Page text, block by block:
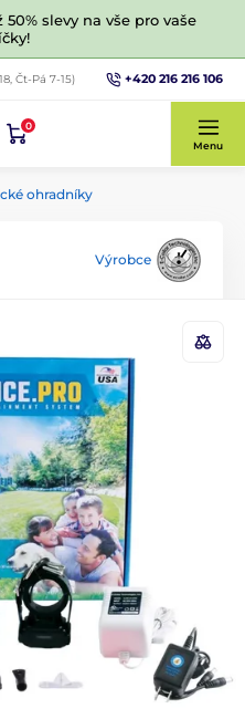
slevy na vše pro vaše
Čt-Pá 7-15) +420 216 216 106
0
Menu
ohradníky
Výrobce